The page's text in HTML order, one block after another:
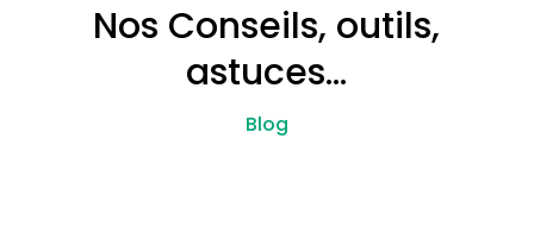
Nos Conseils, outils,
astuces…
Blog